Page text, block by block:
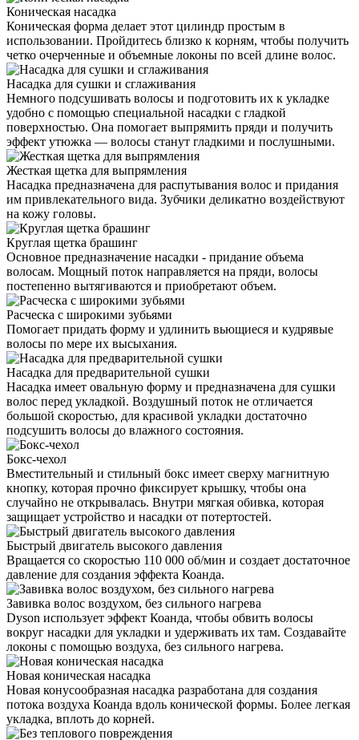
Коническая насадка
Коническая форма делает этот цилиндр простым в
использовании. Пройдитесь близко к корням, чтобы получить
четко очерченные и объемные локоны по всей длине волос.
Насадка для сушки и сглаживания
Немного подсушивать волосы и подготовить их к укладке
удобно с помощью специальной насадки с гладкой
поверхностью. Она помогает выпрямить пряди и получить
эффект утюжка — волосы станут гладкими и послушными.
Жесткая щетка для выпрямления
Насадка предназначена для распутывания волос и придания
им привлекательного вида. Зубчики деликатно воздействуют
на кожу головы.
Круглая щетка брашинг
Основное предназначение насадки - придание объема
волосам. Мощный поток направляется на пряди, волосы
постепенно вытягиваются и приобретают объем.
Расческа с широкими зубьями
Помогает придать форму и удлинить вьющиеся и кудрявые
волосы по мере их высыхания.
Насадка для предварительной сушки
Насадка имеет овальную форму и предназначена для сушки
волос перед укладкой. Воздушный поток не отличается
большой скоростью, для красивой укладки достаточно
подсушить волосы до влажного состояния.
Бокс-чехол
Вместительный и стильный бокс имеет сверху магнитную
кнопку, которая прочно фиксирует крышку, чтобы она
случайно не открывалась. Внутри мягкая обивка, которая
защищает устройство и насадки от потертостей.
Быстрый двигатель высокого давления
Вращается со скоростью 110 000 об/мин и создает достаточное
давление для создания эффекта Коанда.
Завивка волос воздухом, без сильного нагрева
Dyson использует эффект Коанда, чтобы обвить волосы
вокруг насадки для укладки и удерживать их там. Создавайте
локоны с помощью воздуха, без сильного нагрева.
Новая коническая насадка
Новая конусообразная насадка разработана для создания
потока воздуха Коанда вдоль конической формы. Более легкая
укладка, вплоть до корней.